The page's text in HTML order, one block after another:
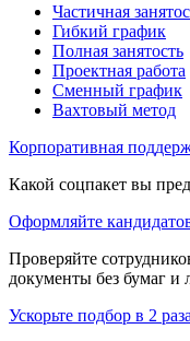
Частичная
Гибкий график
Полная занятость
Проектная работа
Сменный график
Вахтовый метод
Корпоративная
Какой соцпакет вы
Оформляйте
Проверяйте
документы без бумаг и
Ускорьте подбор в 2